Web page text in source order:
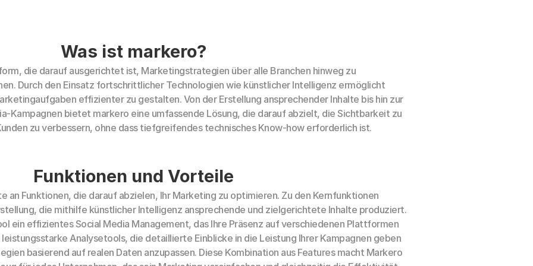
Was ist markero?
die darauf ausgerichtet ist, Marketingstrategien über alle Branchen hinweg zu
Durch den Einsatz fortschrittlicher Technologien wie künstlicher Intelligenz ermöglicht
effizienter zu gestalten. Von der Erstellung ansprechender Inhalte bis hin zur
Kampagnen bietet markero eine umfassende Lösung, die darauf abzielt, die Sichtbarkeit zu
zu verbessern, ohne dass tiefgreifendes technisches Know-how erforderlich ist.
Funktionen und Vorteile
Funktionen, die darauf abzielen, Ihr Marketing zu optimieren. Zu den Kernfunktionen
die mithilfe künstlicher Intelligenz ansprechende und zielgerichtete Inhalte produziert.
ein effizientes Social Media Management, das Ihre Präsenz auf verschiedenen Plattformen
Analysetools, die detaillierte Einblicke in die Leistung Ihrer Kampagnen geben
basierend auf realen Daten anzupassen. Diese Kombination aus Features macht Markero